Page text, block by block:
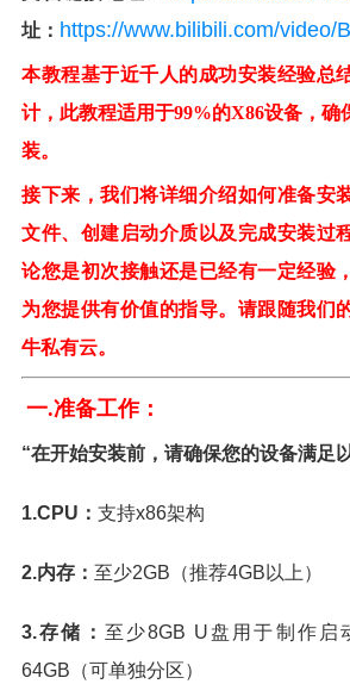
址： https://www.bilibili.com/video/
本教程基于近千人的成功安装经验总
计，此教程适用于99%的X86设备，确
装。
接下来，我们将详细介绍如何准备安
文件、创建启动介质以及完成安装过
论您是初次接触还是已经有一定经验
为您提供有价值的指导。请跟随我们
牛私有云。
一.准备工作：
“在开始安装前，请确保您的设备满足
1.CPU： 支持x86架构
2.内存： 至少2GB（推荐4GB以上）
3.存储： 至少8GB U盘用于制作启
64GB（可单独分区）